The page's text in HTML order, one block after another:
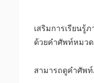
เสริมการเรียนรู้
ด้วยคำศัพท์หมว
สามารถดูคำศัพ